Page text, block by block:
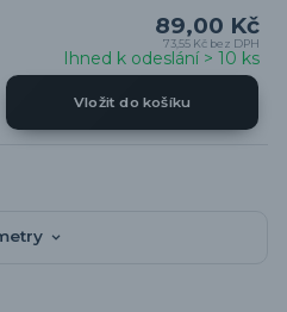
89,00 Kč
73,55 Kč bez DPH
Ihned k odeslání > 10 ks
Vložit do košíku